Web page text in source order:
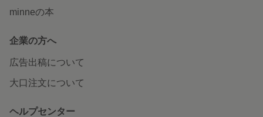
minneの本
企業の方へ
広告出稿について
大口注文について
ヘルプセンター